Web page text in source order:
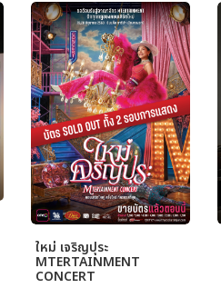
ใหม่ เจริญปุระ
MTERTAINMENT
CONCERT